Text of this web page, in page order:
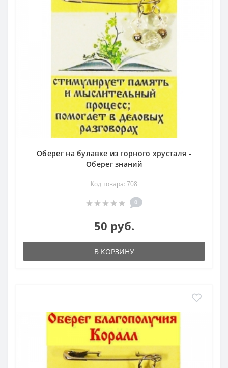
Оберег на булавке из горного хрусталя -
Оберег знаний
Код товара: 708
0
50 руб.
В КОРЗИНУ